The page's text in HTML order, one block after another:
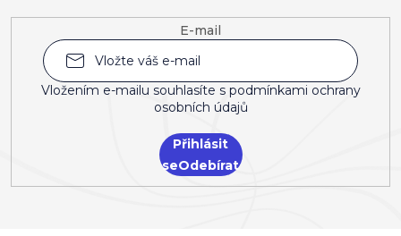
E-mail
Vložením e-mailu souhlasíte s podmínkami ochrany
osobních údajů
Přihlásit
se